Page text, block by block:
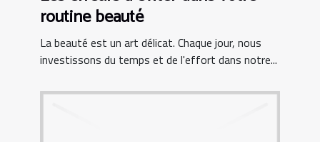
routine beauté
La beauté est un art délicat. Chaque jour, nous
investissons du temps et de l'effort dans notre...